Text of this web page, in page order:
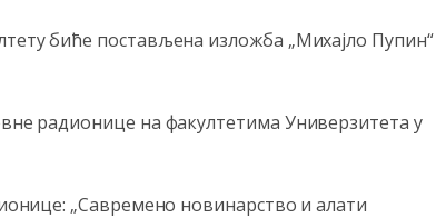
биће постављена изложба „Михајло Пупин“
радионице на факултетима Универзитета у
„Савремено новинарство и алати